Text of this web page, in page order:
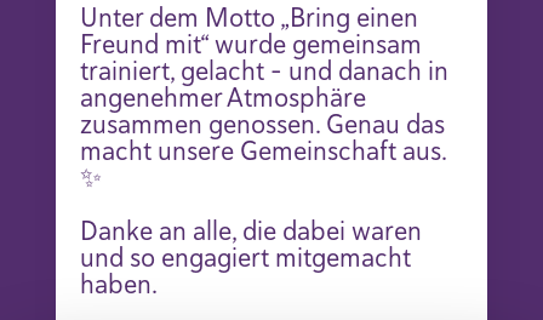
Unter dem Motto „Bring einen
Freund mit“ wurde gemeinsam
trainiert, gelacht – und danach in
angenehmer Atmosphäre
zusammen genossen. Genau das
macht unsere Gemeinschaft aus.
✨
Danke an alle, die dabei waren
und so engagiert mitgemacht
haben.